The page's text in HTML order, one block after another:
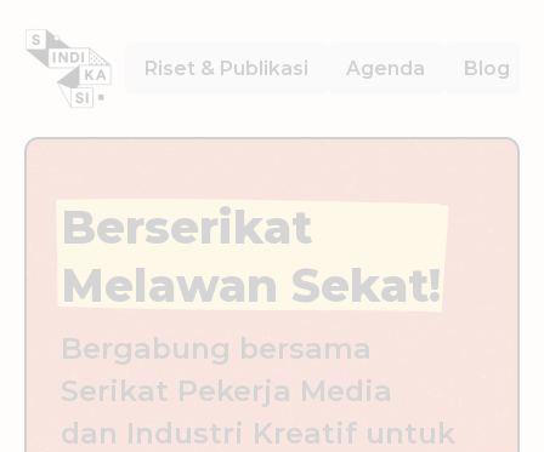
note:
This
website
accessibility
Riset & Publikasi Agenda Blog
Berserikat
Melawan Sekat!
Bergabung bersama
Serikat Pekerja Media
dan Industri Kreatif untuk